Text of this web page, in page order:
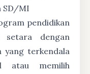
SD/MI
pendidikan
dengan
yang terkendala
atau memilih